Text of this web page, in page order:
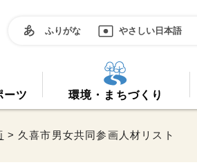
ふりがな やさしい日本語
ーツ 環境・まちづくり
> 久喜市男女共同参画人材リスト